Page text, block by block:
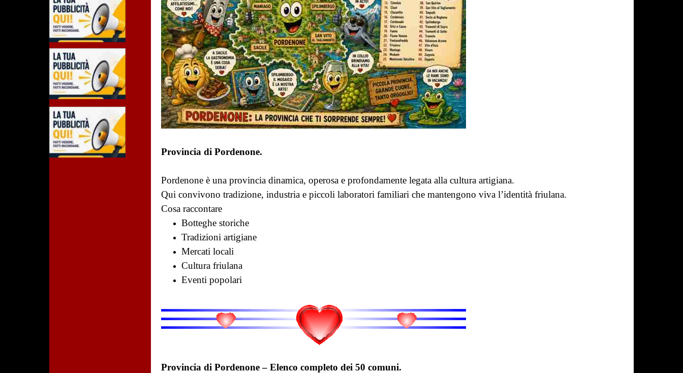
Provincia di Pordenone.
Pordenone è una provincia dinamica, operosa e profondamente legata alla cultura artigiana.
Qui convivono tradizione, industria e piccoli laboratori familiari che mantengono viva l’identità friulana.
Cosa raccontare
Botteghe storiche
Tradizioni artigiane
Mercati locali
Cultura friulana
Eventi popolari
Provincia di Pordenone – Elenco completo dei 50 comuni.